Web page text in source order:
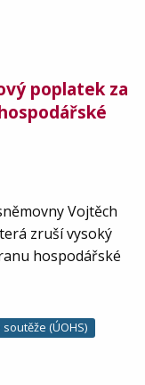
poplatek za
Vojtěch
zruší vysoký
hospodářské
(ÚOHS)